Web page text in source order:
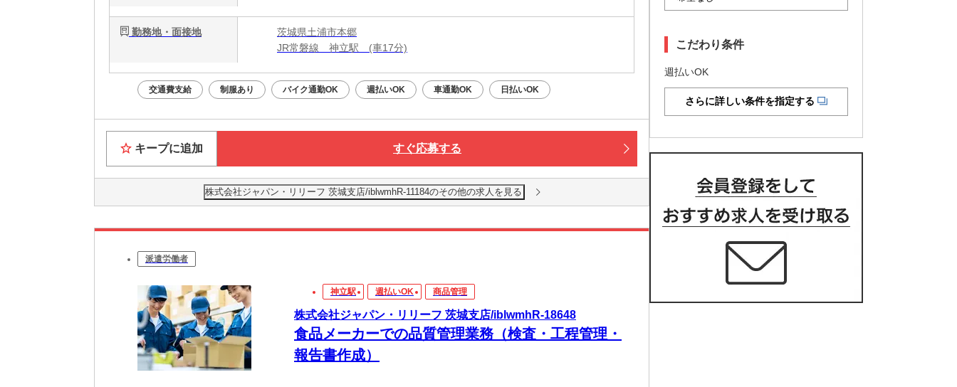
勤務地・面接地
茨城県土浦市本郷
JR常磐線 神立駅 (車17分)
交通費支給 制服あり バイク通勤OK 週払いOK 車通勤OK 日払いOK
キープに追加 すぐ応募する
株式会社ジャパン・リリーフ 茨城支店/iblwmhR-11184のその他の求人を見る
派遣労働者
神立駅 週払いOK 商品管理
株式会社ジャパン・リリーフ 茨城支店/iblwmhR-18648
食品メーカーでの品質管理業務（検査・工程管理・
報告書作成）
こだわり条件
週払いOK
さらに詳しい条件を指定する